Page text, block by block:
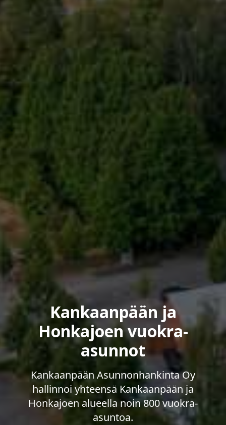
Kankaanpään ja
Honkajoen vuokra-
asunnot
Kankaanpään Asunnonhankinta Oy
hallinnoi yhteensä Kankaanpään ja
Honkajoen alueella noin 800 vuokra-
asuntoa.